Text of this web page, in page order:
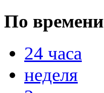
По времени
24 часа
неделя